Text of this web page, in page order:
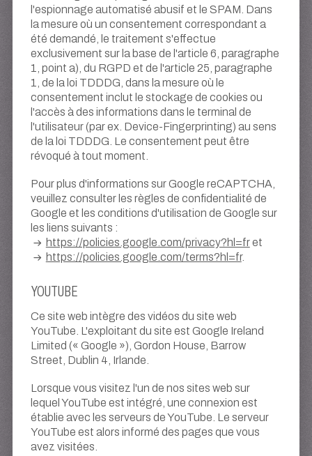
l'espionnage automatisé abusif et le SPAM. Dans
la mesure où un consentement correspondant a
été demandé, le traitement s'effectue
exclusivement sur la base de l'article 6, paragraphe
1, point a), du RGPD et de l'article 25, paragraphe
1, de la loi TDDDG, dans la mesure où le
consentement inclut le stockage de cookies ou
l'accès à des informations dans le terminal de
l'utilisateur (par ex. Device-Fingerprinting) au sens
de la loi TDDDG. Le consentement peut être
révoqué à tout moment.
Pour plus d'informations sur Google reCAPTCHA,
veuillez consulter les règles de confidentialité de
Google et les conditions d'utilisation de Google sur
les liens suivants :
https://policies.google.com/privacy?hl=fret
https://policies.google.com/terms?hl=fr.
YOUTUBE
Ce site web intègre des vidéos du site web
YouTube. L'exploitant du site est Google Ireland
Limited (« Google »), Gordon House, Barrow
Street, Dublin 4, Irlande.
Lorsque vous visitez l'un de nos sites web sur
lequel YouTube est intégré, une connexion est
établie avec les serveurs de YouTube. Le serveur
YouTube est alors informé des pages que vous
avez visitées.